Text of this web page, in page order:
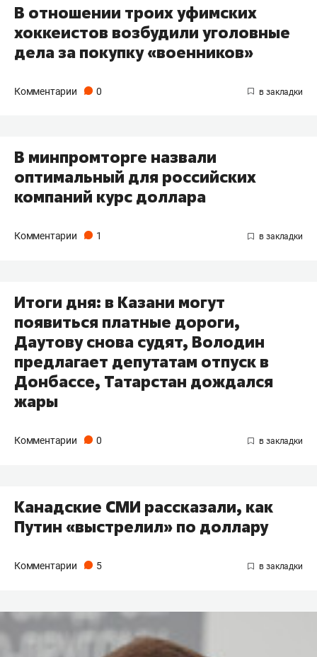
В отношении троих уфимских
хоккеистов возбудили уголовные
дела за покупку «военников»
Комментарии 0
В минпромторге назвали
оптимальный для российских
компаний курс доллара
Комментарии 1
Итоги дня: в Казани могут
появиться платные дороги,
Даутову снова судят, Володин
предлагает депутатам отпуск в
Донбассе, Татарстан дождался
жары
Комментарии 0
Канадские СМИ рассказали, как
Путин «выстрелил» по доллару
Комментарии 5